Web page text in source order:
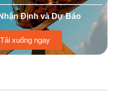
Định và Dự Báo
Tải xuống ngay